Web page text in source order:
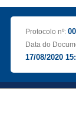
Protocolo nº:
Data do
17/08/2020